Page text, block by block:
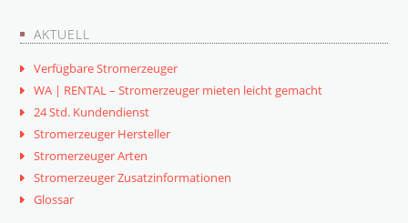
AKTUELL
Verfügbare Stromerzeuger
WA | RENTAL – Stromerzeuger mieten leicht gemacht
24 Std. Kundendienst
Stromerzeuger Hersteller
Stromerzeuger Arten
Stromerzeuger Zusatzinformationen
Glossar